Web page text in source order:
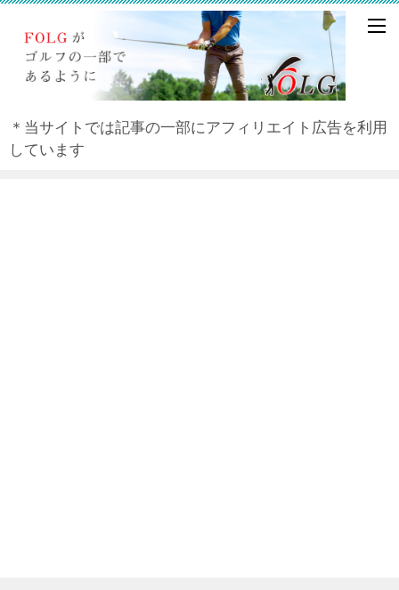
＊当サイトでは記事の一部にアフィリエイト広告を利用
しています